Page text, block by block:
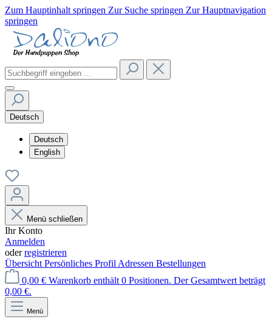
Zum Hauptinhalt springen Zur Suche springen Zur Hauptnavigation
springen
Deutsch
Deutsch
English
Menü schließen
Ihr Konto
Anmelden
oderregistrieren
Übersicht Persönliches Profil Adressen Bestellungen
0,00 € Warenkorb enthält 0 Positionen. Der Gesamtwert beträgt
0,00 €.
Menü